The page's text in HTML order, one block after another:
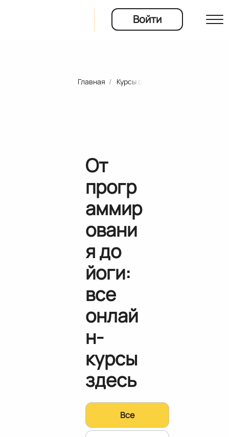
Войти
Главная Курсы онлайн-школ и
От
прогр
аммир
овани
я до
йоги:
все
онлай
н-
курсы
здесь
Все